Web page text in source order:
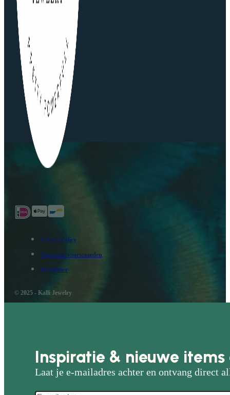
Privacy Policy
Algemene voorwaarden
Disclaimer
© 2025 - Kalli Jewelry
Inspiratie & nieuwe
Laat je e-mailadres achter en ontvang direct